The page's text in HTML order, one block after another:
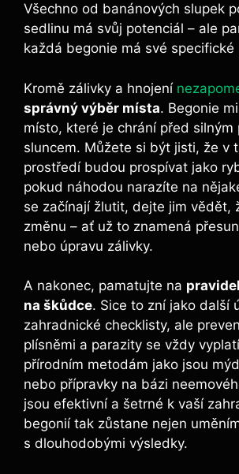
Všechno od banánových slupek
sedlinu má svůj potenciál – ale
každá begonie má své specifické
Kromě zálivky a hnojení
správný výběr místa. Begonie
místo, které je chrání před silným
sluncem. Můžete si být jisti, že v
prostředí budou prospívat jako
pokud náhodou narazíte na
se začínají žlutit, dejte jim vědět,
změnu – ať už to znamená
nebo úpravu zálivky.
A nakonec, pamatujte na
na škůdce. Sice to zní jako další
zahradnické checklisty, ale
plísněmi a parazity se vždy
přírodním metodám jako jsou
nebo přípravky na bázi
jsou efektivní a šetrné k vaší
begonií tak zůstane nejen
s dlouhodobými výsledky.